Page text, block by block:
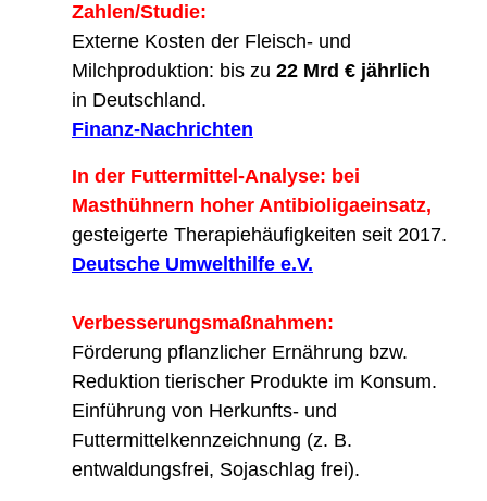
Zahlen/Studie:
Externe Kosten der Fleisch- und
Milchproduktion: bis zu 22 Mrd € jährlich
in Deutschland.
Finanz-Nachrichten
In der Futtermittel-Analyse: bei
Masthühnern hoher Antibioligaeinsatz,
gesteigerte Therapiehäufigkeiten seit 2017.
Deutsche Umwelthilfe e.V.
Verbesserungsmaßnahmen:
Förderung pflanzlicher Ernährung bzw.
Reduktion tierischer Produkte im Konsum.
Einführung von Herkunfts- und
Futtermittelkennzeichnung (z. B.
entwaldungsfrei, Sojaschlag frei).